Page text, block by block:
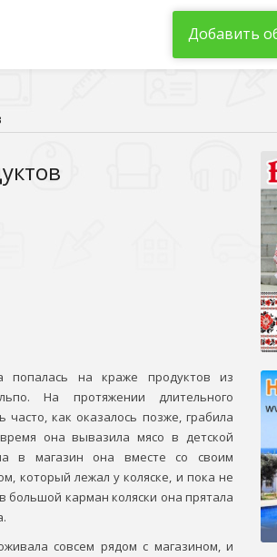
Добавить
на краже продуктов из
На протяжении длительного
как оказалось позже, грабила
она вывазила мясо в детской
в магазин она вместе со своим
который лежал у коляске, и пока не
большой карман коляски она прятала
совсем рядом с магазином, и